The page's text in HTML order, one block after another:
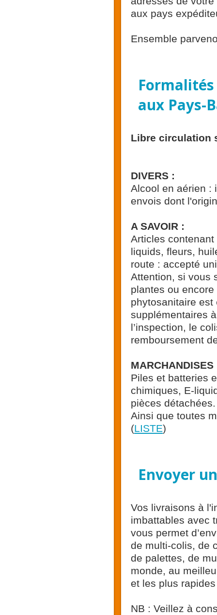
aux pays
Ensemble
aux Pays-
Libre circulation
DIVERS :
Alcool en aérien :
envois dont
A SAVOIR :
Articles
liquids, fleurs,
route : accepté
Attention, si vous
plantes ou
phytosanitaire
supplémentaires
l’inspection, le
remboursement
Piles et batteries
chimiques, E-
pièces détachées.
Ainsi que toutes
(LISTE)
Envoyer
Vos livraisons à
imbattables avec
vous permet
de multi-colis, de
de palettes, de
monde, au
et les plus
NB : Veillez à